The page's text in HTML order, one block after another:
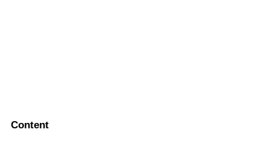
Content